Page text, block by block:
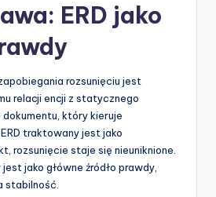
ERD jako
rozsunięciu jest
relacji encji z statycznego
który kieruje
traktowany jest jako
rozsunięcie staje się nieuniknione.
jako główne źródło prawdy,
stabilność.